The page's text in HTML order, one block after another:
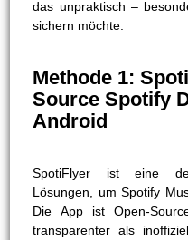
das unpraktisch –
sichern möchte.
Methode 1:
Source Spotify
Android
SpotiFlyer ist eine
Lösungen, um Spotify
Die App ist Open-
transparenter als